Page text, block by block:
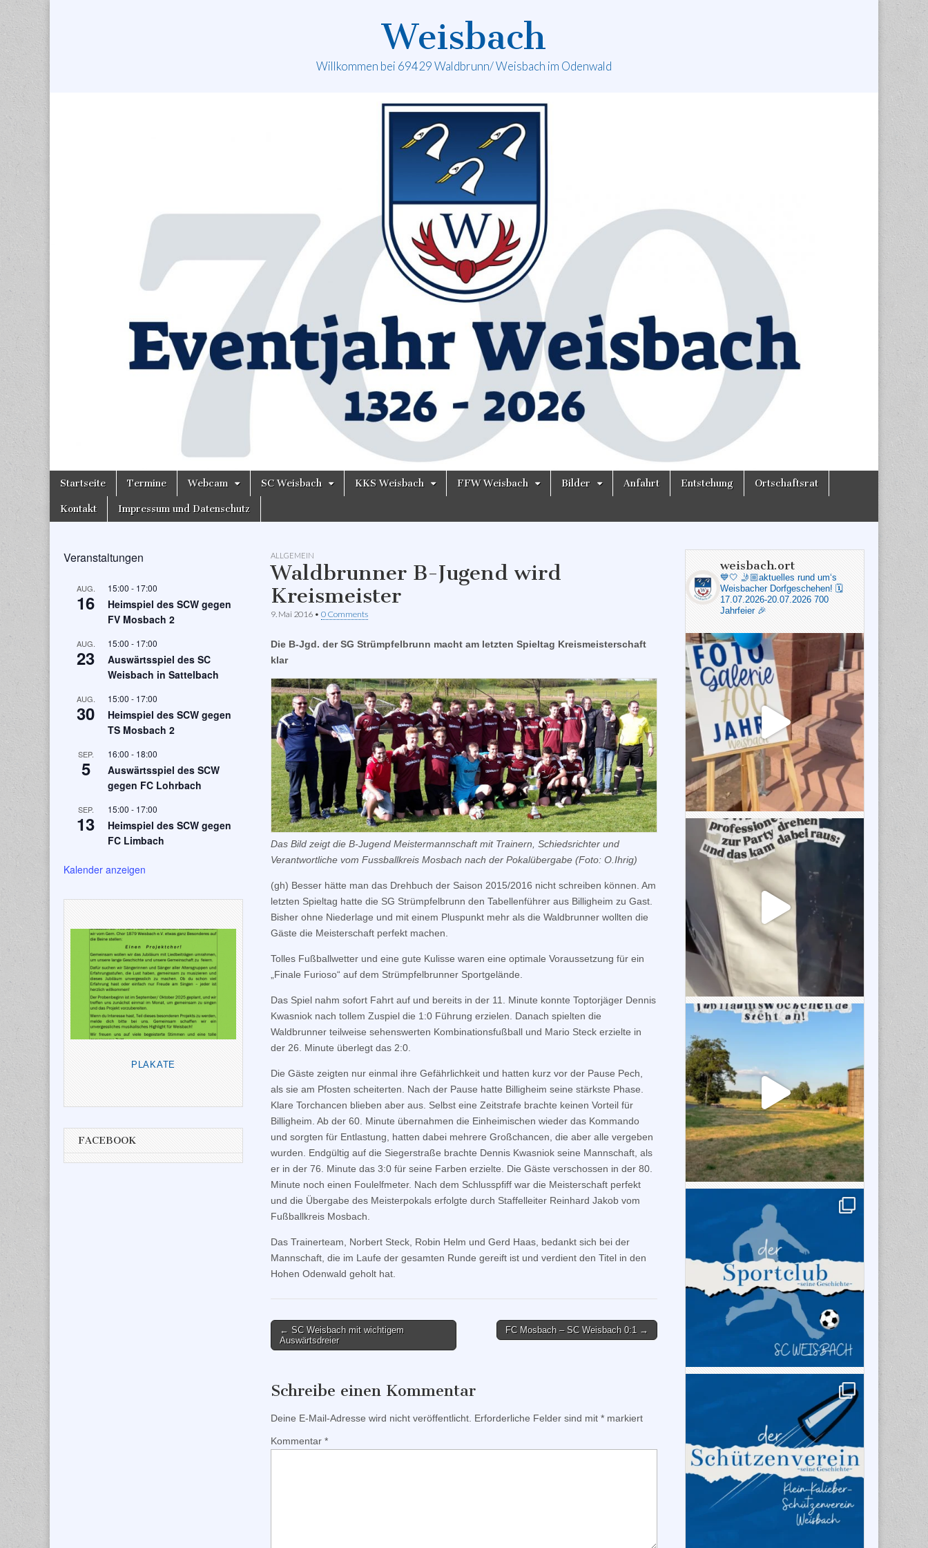
Weisbach
Willkommen bei 69429 Waldbrunn/ Weisbach im Odenwald
Main
Skip
content
Startseite Termine Webcam SC Weisbach KKS Weisbach FFW Weisbach Bilder Anfahrt Entstehung Ortschaftsrat
Kontakt Impressum und Datenschutz
ALLGEMEIN
Waldbrunner B-Jugend wird
Kreismeister
9. Mai 2016 • 0 Comments
Die B-Jgd. der SG Strümpfelbrunn macht am letzten Spieltag Kreismeisterschaft
klar
Das Bild zeigt die B-Jugend Meistermannschaft mit Trainern, Schiedsrichter und
Verantwortliche vom Fussballkreis Mosbach nach der Pokalübergabe (Foto: O.Ihrig)
(gh) Besser hätte man das Drehbuch der Saison 2015/2016 nicht schreiben können. Am
letzten Spieltag hatte die SG Strümpfelbrunn den Tabellenführer aus Billigheim zu Gast.
Bisher ohne Niederlage und mit einem Pluspunkt mehr als die Waldbrunner wollten die
Gäste die Meisterschaft perfekt machen.
Tolles Fußballwetter und eine gute Kulisse waren eine optimale Voraussetzung für ein
„Finale Furioso“ auf dem Strümpfelbrunner Sportgelände.
Das Spiel nahm sofort Fahrt auf und bereits in der 11. Minute konnte Toptorjäger Dennis
Kwasniok nach tollem Zuspiel die 1:0 Führung erzielen. Danach spielten die
Waldbrunner teilweise sehenswerten Kombinationsfußball und Mario Steck erzielte in
der 26. Minute überlegt das 2:0.
Die Gäste zeigten nur einmal ihre Gefährlichkeit und hatten kurz vor der Pause Pech,
als sie am Pfosten scheiterten. Nach der Pause hatte Billigheim seine stärkste Phase.
Klare Torchancen blieben aber aus. Selbst eine Zeitstrafe brachte keinen Vorteil für
Billigheim. Ab der 60. Minute übernahmen die Einheimischen wieder das Kommando
und sorgten für Entlastung, hatten dabei mehrere Großchancen, die aber alle vergeben
wurden. Endgültig auf die Siegerstraße brachte Dennis Kwasniok seine Mannschaft, als
er in der 76. Minute das 3:0 für seine Farben erzielte. Die Gäste verschossen in der 80.
Minute noch einen Foulelfmeter. Nach dem Schlusspfiff war die Meisterschaft perfekt
und die Übergabe des Meisterpokals erfolgte durch Staffelleiter Reinhard Jakob vom
Fußballkreis Mosbach.
Das Trainerteam, Norbert Steck, Robin Helm und Gerd Haas, bedankt sich bei der
Mannschaft, die im Laufe der gesamten Runde gereift ist und verdient den Titel in den
Hohen Odenwald geholt hat.
Post
navigation
← SC Weisbach mit wichtigem
Auswärtsdreier
FC Mosbach – SC Weisbach 0:1 →
Schreibe einen Kommentar
Deine E-Mail-Adresse wird nicht veröffentlicht. Erforderliche Felder sind mit * markiert
Kommentar *
Veranstaltungen
AUG.
16
15:00 - 17:00
Heimspiel des SCW gegen
FV Mosbach 2
AUG.
23
15:00 - 17:00
Auswärtsspiel des SC
Weisbach in Sattelbach
AUG.
30
15:00 - 17:00
Heimspiel des SCW gegen
TS Mosbach 2
SEP.
5
16:00 - 18:00
Auswärtsspiel des SCW
gegen FC Lohrbach
SEP.
13
15:00 - 17:00
Heimspiel des SCW gegen
FC Limbach
Kalender anzeigen
PLAKATE
FACEBOOK
weisbach.ort
💙🤍 🤳🏼aktuelles rund um‘s
Weisbacher Dorfgeschehen! 🗓️
17.07.2026-20.07.2026 700
Jahrfeier 🎉